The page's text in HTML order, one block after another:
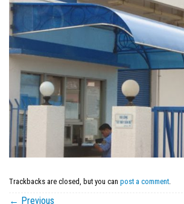
Trackbacks are closed, but you can post a comment.
← Previous